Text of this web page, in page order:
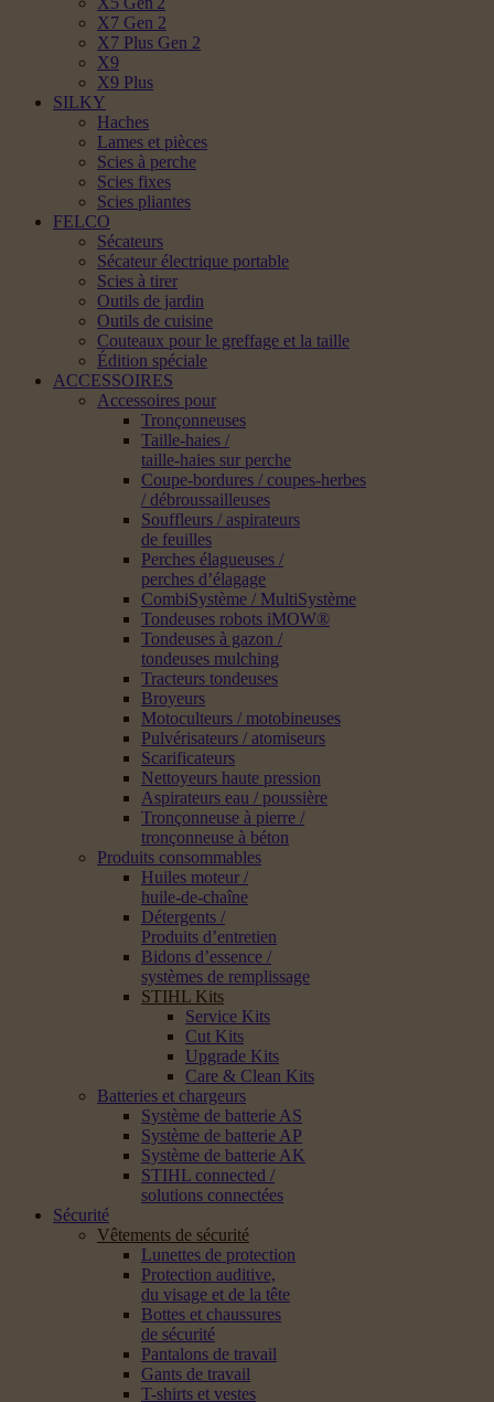
X7 Gen 2
X7 Plus Gen 2
X9
X9 Plus
SILKY
Haches
Lames et pièces
Scies à perche
Scies fixes
Scies pliantes
FELCO
Sécateurs
Sécateur électrique portable
Scies à tirer
Outils de jardin
Outils de cuisine
Couteaux pour le greffage et la taille
Édition spéciale
ACCESSOIRES
Accessoires pour
Tronçonneuses
Taille-haies /
taille-haies sur perche
Coupe-bordures / coupes-herbes
/ débroussailleuses
Souffleurs / aspirateurs
de feuilles
Perches élagueuses /
perches d’élagage
CombiSystème / MultiSystème
Tondeuses robots iMOW®
Tondeuses à gazon /
tondeuses mulching
Tracteurs tondeuses
Broyeurs
Motoculteurs / motobineuses
Pulvérisateurs / atomiseurs
Scarificateurs
Nettoyeurs haute pression
Aspirateurs eau / poussière
Tronçonneuse à pierre /
tronçonneuse à béton
Produits consommables
Huiles moteur /
huile-de-chaîne
Détergents /
Produits d’entretien
Bidons d’essence /
systèmes de remplissage
STIHL Kits
Service Kits
Cut Kits
Upgrade Kits
Care & Clean Kits
Batteries et chargeurs
Système de batterie AS
Système de batterie AP
Système de batterie AK
STIHL connected /
solutions connectées
Sécurité
Vêtements de sécurité
Lunettes de protection
Protection auditive,
du visage et de la tête
Bottes et chaussures
de sécurité
Pantalons de travail
Gants de travail
T-shirts et vestes